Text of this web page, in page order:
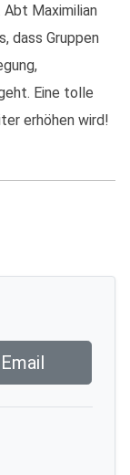
Maximilian
dass Gruppen
Eine tolle
erhöhen wird!